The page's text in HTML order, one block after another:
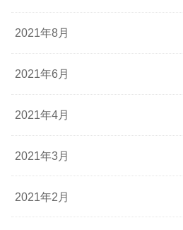
2021年8月
2021年6月
2021年4月
2021年3月
2021年2月